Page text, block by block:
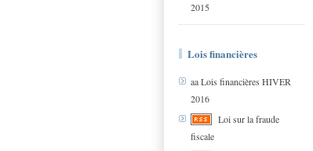
2015
Lois financières
aa Lois financières HIVER
2016
Loi sur la fraude
fiscale